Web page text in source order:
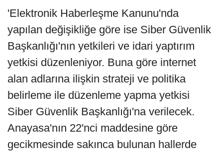
'Elektronik Haberleşme Kanunu'nda
yapılan değişikliğe göre ise Siber Güvenlik
Başkanlığı'nın yetkileri ve idari yaptırım
yetkisi düzenleniyor. Buna göre internet
alan adlarına ilişkin strateji ve politika
belirleme ile düzenleme yapma yetkisi
Siber Güvenlik Başkanlığı'na verilecek.
Anayasa'nın 22'nci maddesine göre
gecikmesinde sakınca bulunan hallerde